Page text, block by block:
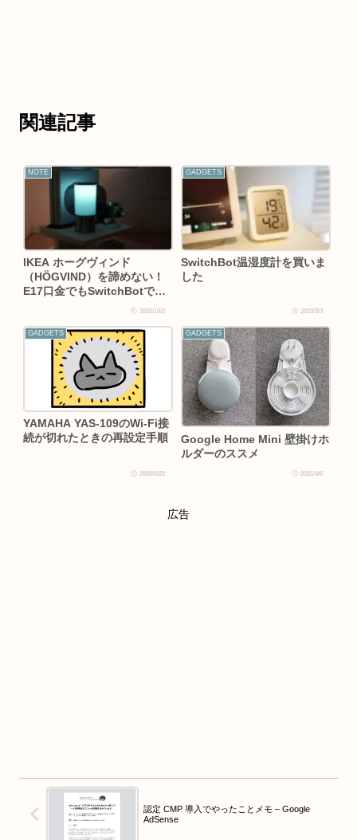
関連記事
NOTE
IKEA ホーグヴィンド
（HÖGVIND）を諦めない！
E17口金でもSwitchBotでマ
2025/10/2
GADGETS
SwitchBot温湿度計を買いま
した
2023/3/3
GADGETS
YAMAHA YAS-109のWi-Fi接
続が切れたときの再設定手順
2026/6/22
GADGETS
Google Home Mini 壁掛けホ
ルダーのススメ
2021/4/6
広告
認定 CMP 導入でやったことメモ – Google
AdSense